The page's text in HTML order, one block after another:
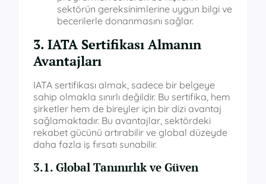
sektörün gereksinimlerine uygun bilgi ve
becerilerle donanmasını sağlar.
3. IATA Sertifikası Almanın
Avantajları
IATA sertifikası almak, sadece bir belgeye
sahip olmakla sınırlı değildir. Bu sertifika, hem
şirketler hem de bireyler için bir dizi avantaj
sağlamaktadır. Bu avantajlar, sektördeki
rekabet gücünü artırabilir ve global düzeyde
daha fazla iş fırsatı sunabilir.
3.1. Global Tanınırlık ve Güven